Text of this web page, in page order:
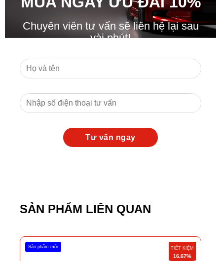
Chuyên viên tư vấn sẽ liên hệ lại sau
vài phút!
SẢN PHẨM LIÊN QUAN
Sản phẩm mới TIẾT KIỆM
16.67%